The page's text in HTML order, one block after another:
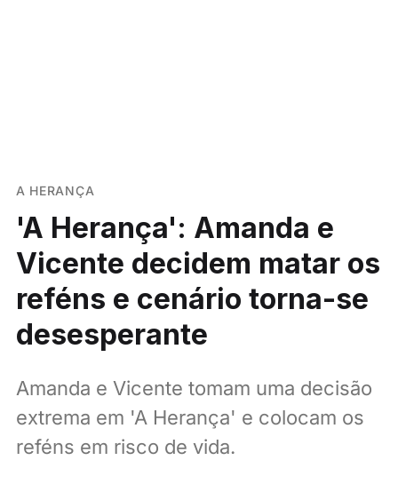
A HERANÇA
'A Herança': Amanda e
Vicente decidem matar os
reféns e cenário torna-se
desesperante
Amanda e Vicente tomam uma decisão
extrema em 'A Herança' e colocam os
reféns em risco de vida.